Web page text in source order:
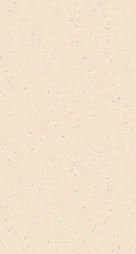
filter
х 120 мм filter
filter